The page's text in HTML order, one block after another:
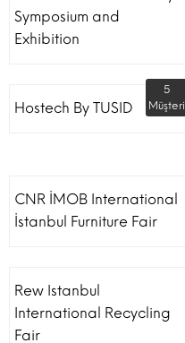
Symposium and
Exhibition
Hostech By TUSID
5
Müşteri
CNR İMOB International
İstanbul Furniture Fair
Rew Istanbul
International Recycling
Fair